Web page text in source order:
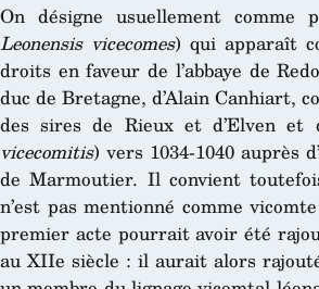
On désigne usuellement
Leonensis vicecomes) qui apparaît
droits en faveur de l’abbaye de
duc de Bretagne, d’Alain Canhiart,
des sires de Rieux et d’Elven
vicecomitis) vers 1034-1040 auprès
de Marmoutier. Il convient
n’est pas mentionné comme
premier acte pourrait avoir été
au XIIe siècle : il aurait alors